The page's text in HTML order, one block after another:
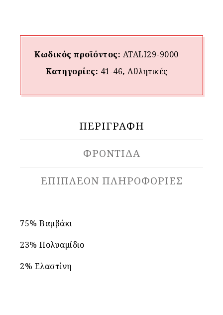
Κωδικός προϊόντος: ATALI29-9000
Κατηγορίες: 41-46, Αθλητικές
ΠΕΡΙΓΡΑΦΉ
ΦΡΟΝΤΙΔΑ
ΕΠΙΠΛΈΟΝ ΠΛΗΡΟΦΟΡΊΕΣ
75% Βαμβάκι
23% Πολυαμίδιο
2% Ελαστίνη